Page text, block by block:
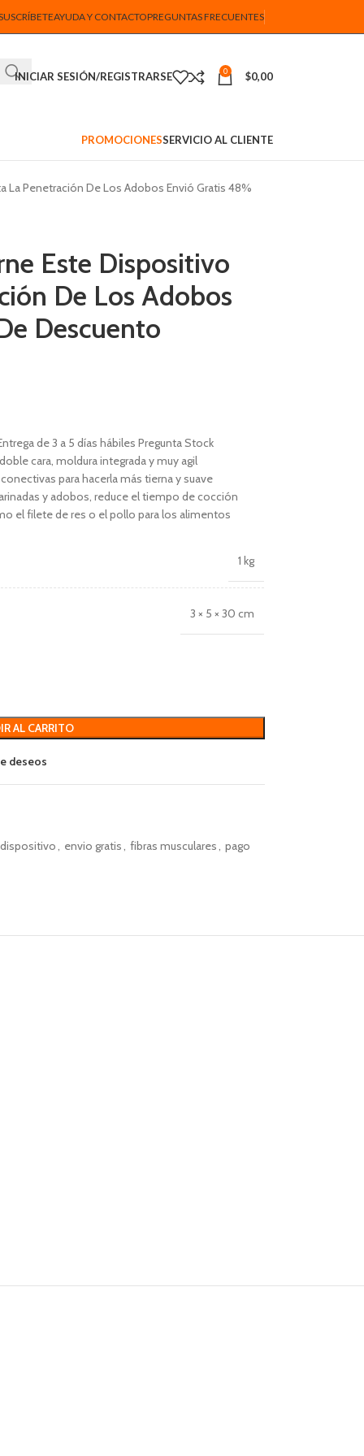
AYUDA Y CONTACTOPREGUNTAS FRECUENTES
INICIAR SESIÓN/REGISTRARSE 0 $0,00
PROMOCIONESSERVICIO AL CLIENTE
La Penetración De Los Adobos Envió Gratis 48%
Este Dispositivo
De Los Adobos
Descuento
de 3 a 5 días hábiles Pregunta Stock
cara, moldura integrada y muy agil
para hacerla más tierna y suave
y adobos, reduce el tiempo de cocción
el filete de res o el pollo para los alimentos
1 kg
3 × 5 × 30 cm
AL CARRITO
deseos
dispositivo envio gratis fibras musculares pago